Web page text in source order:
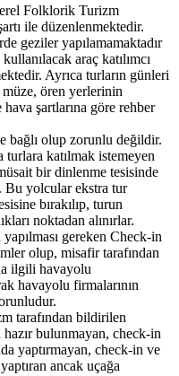
Folklorik Turizm
ile düzenlenmektedir.
geziler yapılamamaktadır
araç katılımcı
Ayrıca turların günleri
ören yerlerinin
şartlarına göre rehber
bağlı olup zorunlu değildir.
turlara katılmak istemeyen
bir dinlenme tesisinde
Bu yolcular ekstra tur
bırakılıp, turun
noktadan alınırlar.
gereken Check-in
olup, misafir tarafından
ilgili havayolu
havayolu firmalarının
tarafından bildirilen
hazır bulunmayan, check-in
yaptırmayan, check-in ve
ancak uçağa